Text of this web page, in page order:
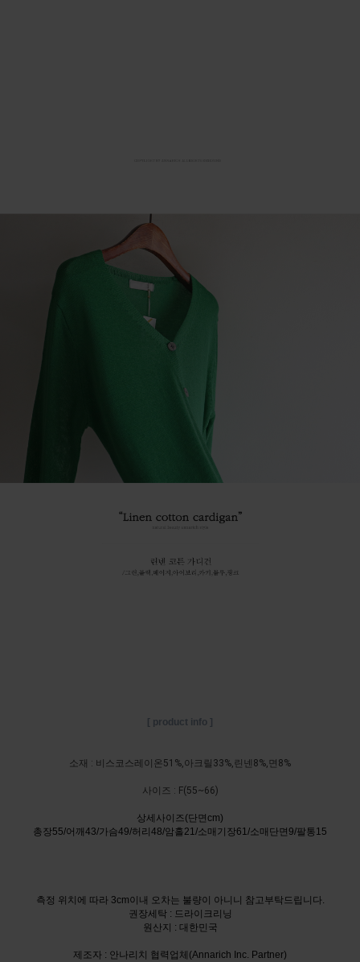
[ product info ]
소재 : 비스코스레이온51%,아크릴33%,린넨8%,면8%
사이즈 : F(55~66)
상세사이즈(단면cm)
총장55/어깨43/가슴49/허리48/암홀21/소매기장61/소매단면9/팔통15
측정 위치에 따라 3cm이내 오차는 불량이 아니니 참고부탁드립니다.
권장세탁 : 드라이크리닝
원산지 : 대한민국
제조자 : 안나리치 협력업체(Annarich Inc. Partner)